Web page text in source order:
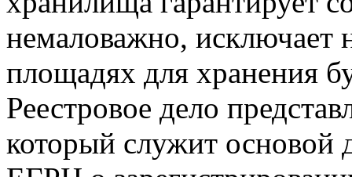
немаловажно, исключает
площадях для хранения
Реестровое дело
который служит основой